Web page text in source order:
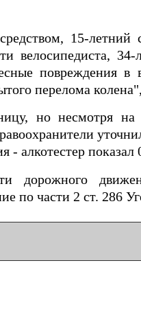
15-летний
велосипедиста, 34-
повреждения в
перелома
но несмотря
- алкотестер
дорожного
по части 2 ст. 286